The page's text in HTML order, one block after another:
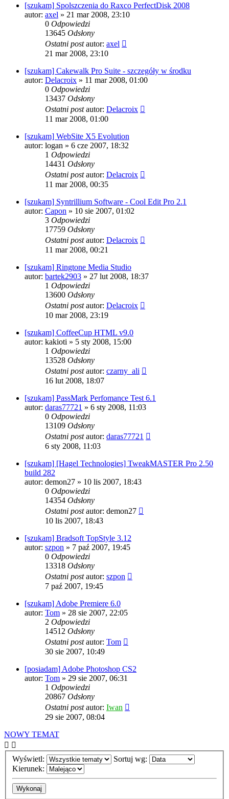
[szukam] Spolszczenia do Raxco PerfectDisk 2008
autor: axel » 21 mar 2008, 23:10
0 Odpowiedzi
13645 Odsłony
Ostatni postautor: axel
21 mar 2008, 23:10
[szukam] Cakewalk Pro Suite - szczegóły w środku
autor: Delacroix » 11 mar 2008, 01:00
0 Odpowiedzi
13437 Odsłony
Ostatni postautor: Delacroix
11 mar 2008, 01:00
[szukam] WebSite X5 Evolution
autor: logan » 6 cze 2007, 18:32
1 Odpowiedzi
14431 Odsłony
Ostatni postautor: Delacroix
11 mar 2008, 00:35
[szukam] Syntrillium Software - Cool Edit Pro 2.1
autor: Capon » 10 sie 2007, 01:02
3 Odpowiedzi
17759 Odsłony
Ostatni postautor: Delacroix
11 mar 2008, 00:21
[szukam] Ringtone Media Studio
autor: bartek2903 » 27 lut 2008, 18:37
1 Odpowiedzi
13600 Odsłony
Ostatni postautor: Delacroix
10 mar 2008, 23:19
[szukam] CoffeeCup HTML v9.0
autor: kakioti » 5 sty 2008, 15:00
1 Odpowiedzi
13528 Odsłony
Ostatni postautor: czarny_ali
16 lut 2008, 18:07
[szukam] PassMark Perfomance Test 6.1
autor: daras77721 » 6 sty 2008, 11:03
0 Odpowiedzi
13109 Odsłony
Ostatni postautor: daras77721
6 sty 2008, 11:03
[szukam] [Hagel Technologies] TweakMASTER Pro 2.50
build 282
autor: demon27 » 10 lis 2007, 18:43
0 Odpowiedzi
14354 Odsłony
Ostatni postautor: demon27
10 lis 2007, 18:43
[szukam] Bradsoft TopStyle 3.12
autor: szpon » 7 paź 2007, 19:45
0 Odpowiedzi
13318 Odsłony
Ostatni postautor: szpon
7 paź 2007, 19:45
[szukam] Adobe Premiere 6.0
autor: Tom » 28 sie 2007, 22:05
2 Odpowiedzi
14512 Odsłony
Ostatni postautor: Tom
30 sie 2007, 10:49
[posiadam] Adobe Photoshop CS2
autor: Tom » 29 sie 2007, 06:31
1 Odpowiedzi
20867 Odsłony
Ostatni postautor: Iwan
29 sie 2007, 08:04
NOWY TEMAT
Wyświetl:
Sortuj wg:
Kierunek: